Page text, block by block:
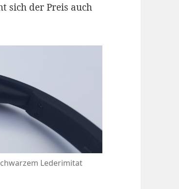
sich der Preis auch
Lederimitat